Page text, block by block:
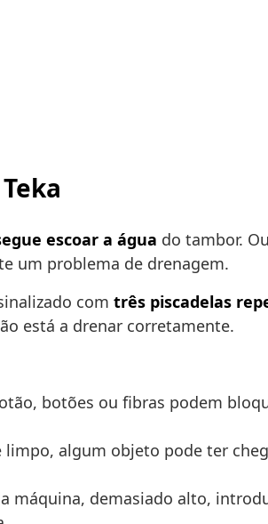
escoar a água do tambor.
um problema de drenagem.
com três piscadelas
está a drenar corretamente.
botões ou fibras podem
algum objeto pode ter
máquina, demasiado alto,